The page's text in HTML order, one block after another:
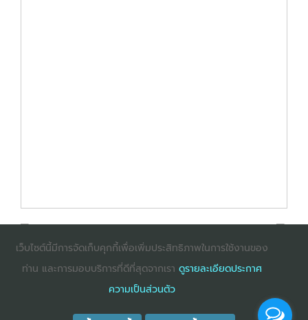
: InternetExplorer เวอร์ชั่น 10 ขึ้นไป
: Chrome เวอร์ชั่น 58 ขึ้นไป
เว็บไซต์นี้มีการจัดเก็บคุกกี้เพื่อเพิ่มประสิทธิภาพในการใช้งานของ
ท่าน และการมอบบริการที่ดีที่สุดจากเรา ดูรายละเอียดประกาศ
ความเป็นส่วนตัว